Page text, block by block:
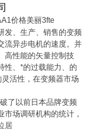
价格美丽3fte
发、生产、销售的变频
流异步电机的速度。并
高性能的矢量控制技
性、*的过载能力、的
活性，在变频器市场
了以前日本品牌变频
场调研机构的统计，
居